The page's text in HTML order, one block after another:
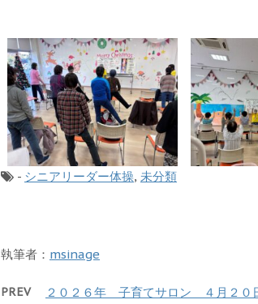
- シニアリーダー体操, 未分類
執筆者： msinage
PREV ２０２６年 子育てサロン ４月２